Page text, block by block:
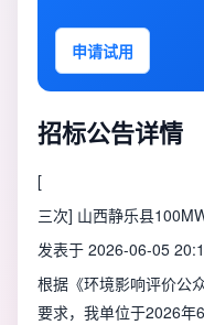
申请试用
招标公告详情
[
三次] 山西静乐县
发表于 2026-06-05
根据《环境影响评价公
要求，我单位于2026年